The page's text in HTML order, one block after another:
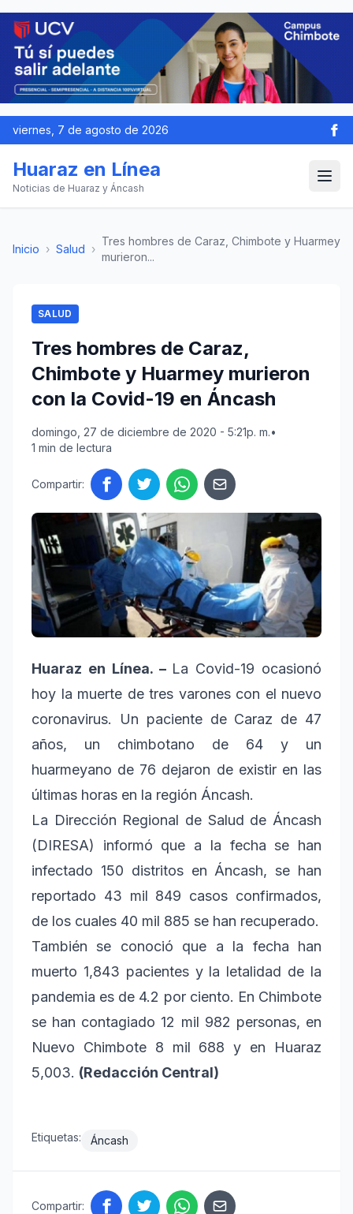
viernes, 7 de agosto de 2026
Huaraz en Línea
Noticias de Huaraz y Áncash
Inicio › Salud ›
Tres hombres de Caraz, Chimbote y Huarmey
murieron...
SALUD
Tres hombres de Caraz,
Chimbote y Huarmey murieron
con la Covid-19 en Áncash
domingo, 27 de diciembre de 2020 - 5:21p. m.•
1 min de lectura
Compartir:
Huaraz en Línea. – La Covid-19 ocasionó
hoy la muerte de tres varones con el nuevo
coronavirus. Un paciente de Caraz de 47
años, un chimbotano de 64 y un
huarmeyano de 76 dejaron de existir en las
últimas horas en la región Áncash.
La Dirección Regional de Salud de Áncash
(DIRESA) informó que a la fecha se han
infectado 150 distritos en Áncash, se han
reportado 43 mil 849 casos confirmados,
de los cuales 40 mil 885 se han recuperado.
También se conoció que a la fecha han
muerto 1,843 pacientes y la letalidad de la
pandemia es de 4.2 por ciento. En Chimbote
se han contagiado 12 mil 982 personas, en
Nuevo Chimbote 8 mil 688 y en Huaraz
5,003. (Redacción Central)
Etiquetas: Áncash
Compartir: